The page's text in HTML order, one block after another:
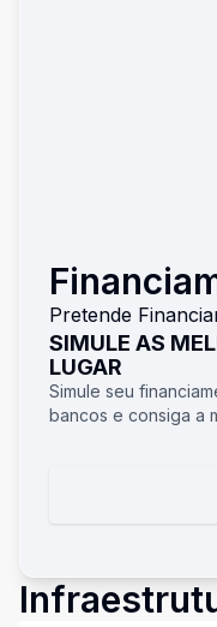
Pretende
SIMULE AS
LUGAR
Simule seu
bancos e consiga a